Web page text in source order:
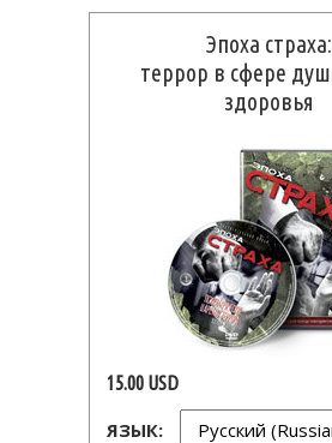
Эпоха страха:
террор в сфере
здоровья
15.00 USD
ЯЗЫК: